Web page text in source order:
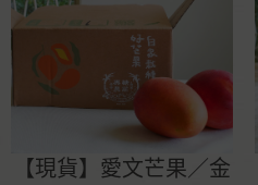
【現貨】愛文芒果／金